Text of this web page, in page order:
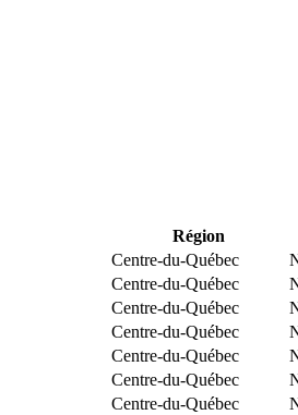
Région
Centre-du-Québec
Centre-du-Québec
Centre-du-Québec
Centre-du-Québec
Centre-du-Québec
Centre-du-Québec
Centre-du-Québec